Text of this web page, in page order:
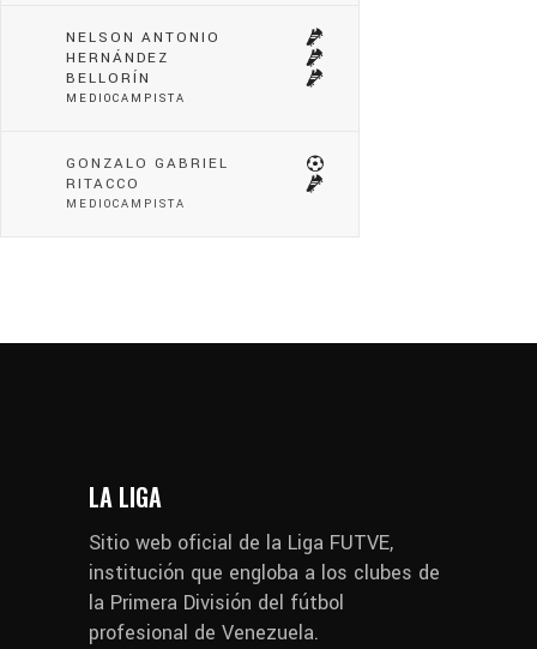
NELSON ANTONIO
HERNÁNDEZ
BELLORÍN
MEDIOCAMPISTA
GONZALO GABRIEL
RITACCO
MEDIOCAMPISTA
LA LIGA
Sitio web oficial de la Liga FUTVE,
institución que engloba a los clubes de
la Primera División del fútbol
profesional de Venezuela.